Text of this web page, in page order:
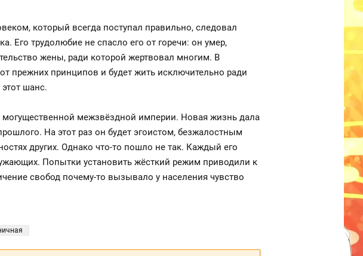
который всегда поступал правильно, следовал
Его трудолюбие не спасло его от горечи: он умер,
жены, ради которой жертвовал многим. В
прежних принципов и будет жить исключительно ради
шанс.
межзвёздной империи. Новая жизнь дала
На этот раз он будет эгоистом, безжалостным
других. Однако что-то пошло не так. Каждый его
Попытки установить жёсткий режим приводили к
свобод почему-то вызывало у населения чувство